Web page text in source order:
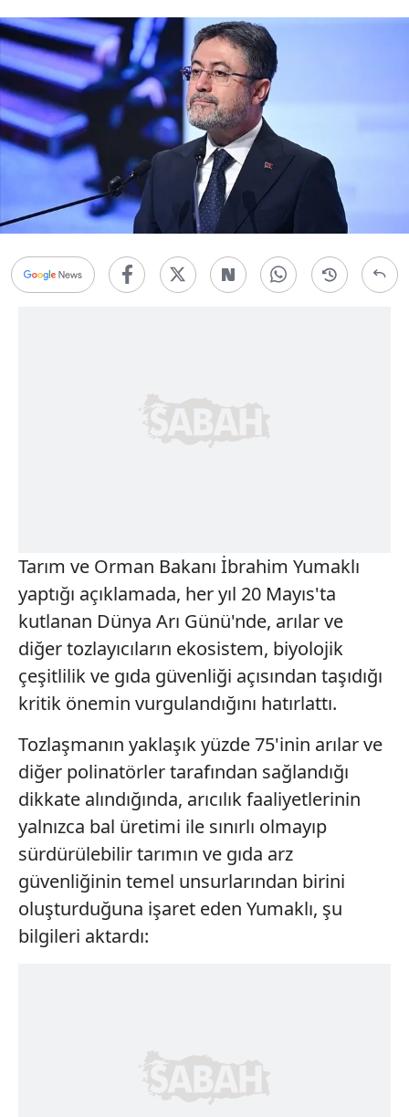
Tarım ve Orman Bakanı İbrahim Yumaklı
yaptığı açıklamada, her yıl 20 Mayıs'ta
kutlanan Dünya Arı Günü'nde, arılar ve
diğer tozlayıcıların ekosistem, biyolojik
çeşitlilik ve gıda güvenliği açısından taşıdığı
kritik önemin vurgulandığını hatırlattı.
Tozlaşmanın yaklaşık yüzde 75'inin arılar ve
diğer polinatörler tarafından sağlandığı
dikkate alındığında, arıcılık faaliyetlerinin
yalnızca bal üretimi ile sınırlı olmayıp
sürdürülebilir tarımın ve gıda arz
güvenliğinin temel unsurlarından birini
oluşturduğuna işaret eden Yumaklı, şu
bilgileri aktardı: